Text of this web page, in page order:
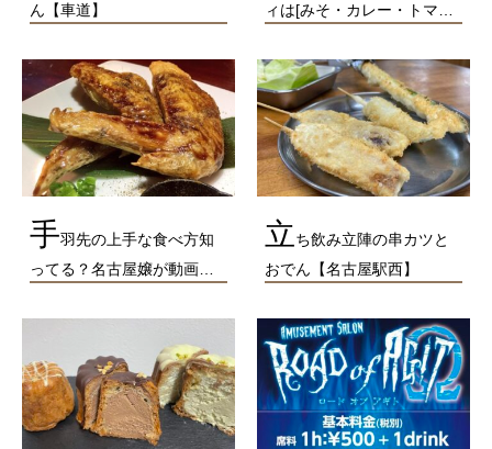
ん【車道】
ィは[みそ・カレー・トマ…
手羽先の上手な食べ方知
ってる？名古屋嬢が動画…
立ち飲み立陣の串カツと
おでん【名古屋駅西】